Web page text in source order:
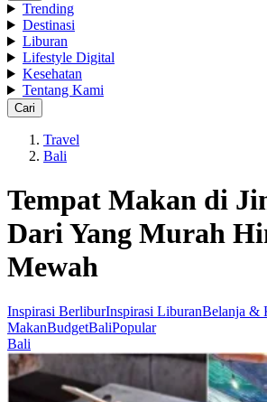
Trending
Destinasi
Liburan
Lifestyle Digital
Kesehatan
Tentang Kami
Cari
Travel
Bali
Tempat Makan di
Dari Yang Murah
Mewah
Inspirasi BerliburInspirasi LiburanBelanja &
MakanBudgetBaliPopular
Bali